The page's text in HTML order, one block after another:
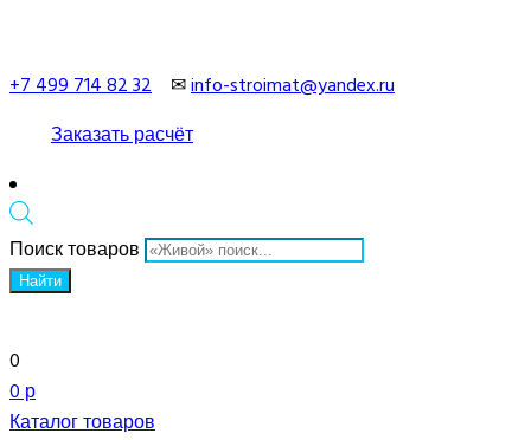
+7 499 714 82 32 ✉info-stroimat@yandex.ru
Заказать расчёт
Поиск товаров
Найти
0
0 р
Каталог товаров